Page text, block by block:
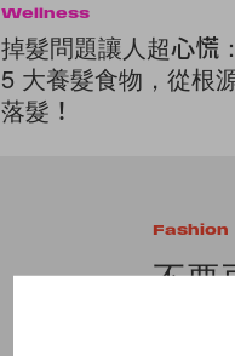
Wellness
掉髮問題讓人超心慌
5 大養髮食物，從根
落髮！
Fashion
不要
會